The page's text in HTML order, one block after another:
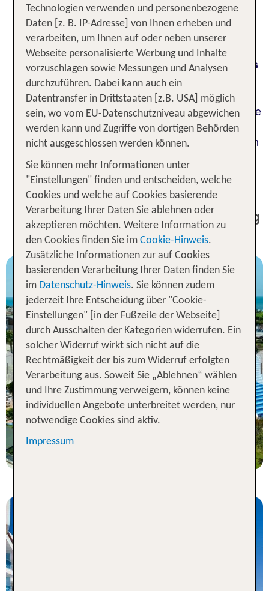
Bist Du auf der Suche nach einem Urlaubsort am
wunderschönen Mittelmeer? Dann ist Colakli das
Reiseziel für Dich! Hier erwarten Dichtraumhafte
Strände,imposante Bergeund einmediterranes
Klimamit viel Sonnenschein. Neben der
traumhaften Landschaftkannst Du außerdem
historische Stättenentdecken und unvergessliche
Abenteuer erleben. Der kleine Ort liegt an der
türkischen Riviera zwischen Antalya und Alanya im
befinden sich direkt am Meer und bieten Dir jede
Menge Komfort für einen entspannten Urlaub.
1 Woche Colakli Urlaub inkl. Flug
- Unsere TOP Angebote
Previous
Colakli
TUI MAGIC LIFE
Jacaranda
92 % Weiterempfehlung
7 Nächte, AI, DZ
statt
Technologien verwenden und personenbezogene
Daten [z. B. IP-Adresse] von Ihnen erheben und
verarbeiten, um Ihnen auf oder neben unserer
Webseite personalisierte Werbung und Inhalte
vorzuschlagen sowie Messungen und Analysen
durchzuführen. Dabei kann auch ein
Datentransfer in Drittstaaten [z.B. USA] möglich
sein, wo vom EU-Datenschutzniveau abgewichen
werden kann und Zugriffe von dortigen Behörden
nicht ausgeschlossen werden können.
Sie können mehr Informationen unter
"Einstellungen" finden und entscheiden, welche
Cookies und welche auf Cookies basierende
Verarbeitung Ihrer Daten Sie ablehnen oder
akzeptieren möchten. Weitere Information zu
den Cookies finden Sie im Cookie-Hinweis.
Zusätzliche Informationen zur auf Cookies
basierenden Verarbeitung Ihrer Daten finden Sie
im Datenschutz-Hinweis. Sie können zudem
jederzeit Ihre Entscheidung über "Cookie-
Einstellungen" [in der Fußzeile der Webseite]
durch Ausschalten der Kategorien widerrufen. Ein
solcher Widerruf wirkt sich nicht auf die
Rechtmäßigkeit der bis zum Widerruf erfolgten
Verarbeitung aus. Soweit Sie „Ablehnen“ wählen
und Ihre Zustimmung verweigern, können keine
individuellen Angebote unterbreitet werden, nur
notwendige Cookies sind aktiv.
Impressum